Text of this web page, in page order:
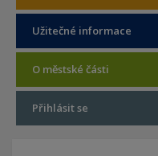
Užitečné informace
O městské části
Přihlásit se